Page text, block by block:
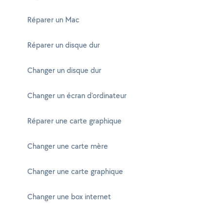
Réparer un Mac
Réparer un disque dur
Changer un disque dur
Changer un écran d'ordinateur
Réparer une carte graphique
Changer une carte mère
Changer une carte graphique
Changer une box internet